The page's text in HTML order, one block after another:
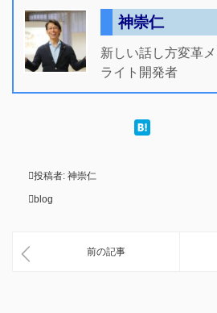
神崇仁
新しい話し方変革
ライト開発者
投稿者: 神崇仁
blog
前の記事